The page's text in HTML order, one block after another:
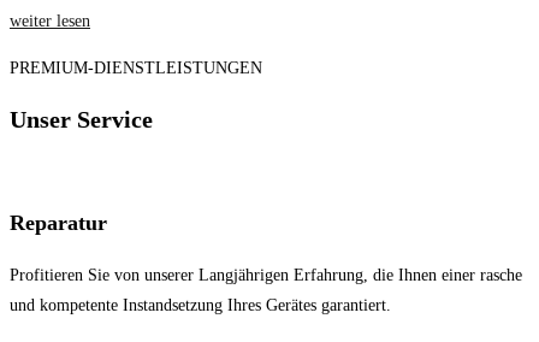
weiter lesen
PREMIUM-DIENSTLEISTUNGEN
Unser Service
Reparatur
Profitieren Sie von unserer Langjährigen Erfahrung, die Ihnen einer rasche
und kompetente Instandsetzung Ihres Gerätes garantiert.